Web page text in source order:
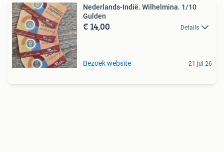
Nederlands-Indië. Wilhelmina. 1/10
Gulden
€ 14,00 Details
Bezoek website 21 jul 26